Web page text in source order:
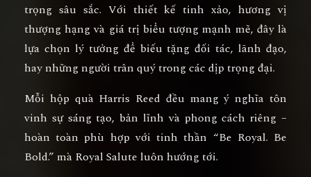
trọng sâu sắc. Với thiết kế tinh xảo, hương vị
thượng hạng và giá trị biểu tượng mạnh mẽ, đây là
lựa chọn lý tưởng để biếu tặng đối tác, lãnh đạo,
hay những người trân quý trong các dịp trọng đại.
Mỗi hộp quà Harris Reed đều mang ý nghĩa tôn
vinh sự sáng tạo, bản lĩnh và phong cách riêng –
hoàn toàn phù hợp với tinh thần “Be Royal. Be
Bold.” mà Royal Salute luôn hướng tới.